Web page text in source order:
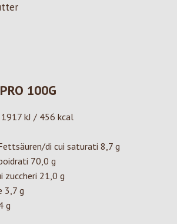
100G
kJ / 456 kcal
di cui saturati 8,7 g
70,0 g
zuccheri 21,0 g
g
g